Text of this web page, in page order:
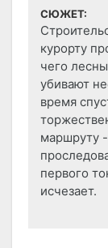
СЮЖЕТ:
курорту
чего
убивают
время
маршруту
первого
исчезает.